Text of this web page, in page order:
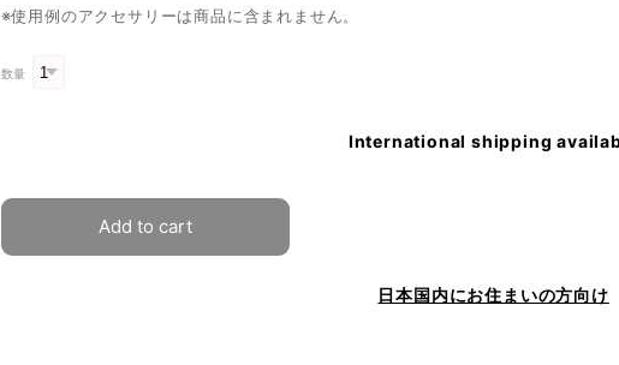
※使用例のアクセサリーは商品に含まれません。
数量
International shipping
Add to cart
日本国内にお住まいの方向け